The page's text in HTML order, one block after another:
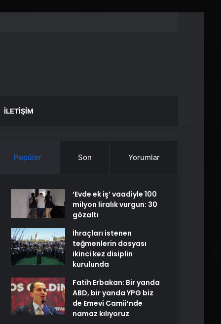
İLETIŞIM
Popüler Son Yorumlar
‘Evde ek iş’ vaadiyle 100
milyon liralık vurgun: 30
gözaltı
İhraçları istenen
teğmenlerin dosyası
ikinci kez disiplin
kurulunda
Fatih Erbakan: Bir yanda
ABD, bir yanda YPG biz
de Emevi Camii’nde
namaz kılıyoruz